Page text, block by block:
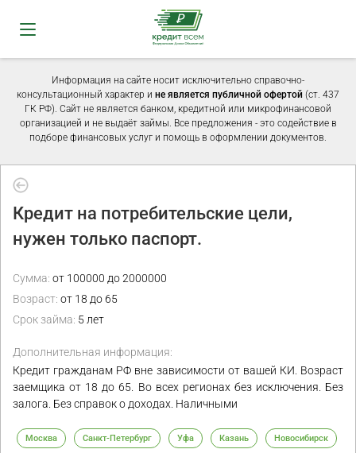
Информация на сайте носит исключительно справочно-
консультационный характер и не является публичной офертой (ст. 437
ГК РФ). Сайт не является банком, кредитной или микрофинансовой
организацией и не выдаёт займы. Все предложения - это содействие в
подборе финансовых услуг и помощь в оформлении документов.
Кредит на потребительские цели,
нужен только паспорт.
Сумма: от 100000 до 2000000
Возраст: от 18 до 65
Срок займа: 5 лет
Дополнительная информация:
Кредит гражданам РФ вне зависимости от вашей КИ. Возраст
заемщика от 18 до 65. Во всех регионах без исключения. Без
залога. Без справок о доходах. Наличными
Москва Санкт-Петербург Уфа Казань Новосибирск